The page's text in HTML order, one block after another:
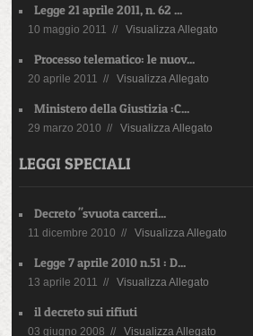
Legge 21 aprile 2011, n. 62 ...
10 maggio 2011 // Visualizza Allegato
Processo telematico: le nuov...
20 aprile 2011 // Visualizza Allegato
Ministero della Giustizia :C...
29 marzo 2010 // Visualizza Allegato
LEGGI SPECIALI
Decreto "svuota carceri...
11 dicembre 2010 // Visualizza Allegato
Legge 7 aprile 2010 n.51 : D...
13 aprile 2011 // Visualizza Allegato
il decreto sui rifiuti
03 giugno 2008 // Visualizza Allegato